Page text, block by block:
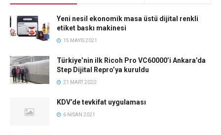
Yeni nesil ekonomik masa üstü dijital renkli
etiket baskı makinesi
15 MAYIS 2021
Türkiye’nin ilk Ricoh Pro VC60000’i Ankara’da
Step Dijital Repro’ya kuruldu
21 MART 2020
KDV’de tevkifat uygulaması
6 NISAN 2021